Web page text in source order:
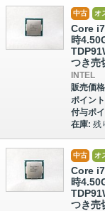
中古 オ
Core
時
つき売
INTEL
販売価
ポイン
付与ポ
在庫: 残
中古 オ
Core
時
つき売